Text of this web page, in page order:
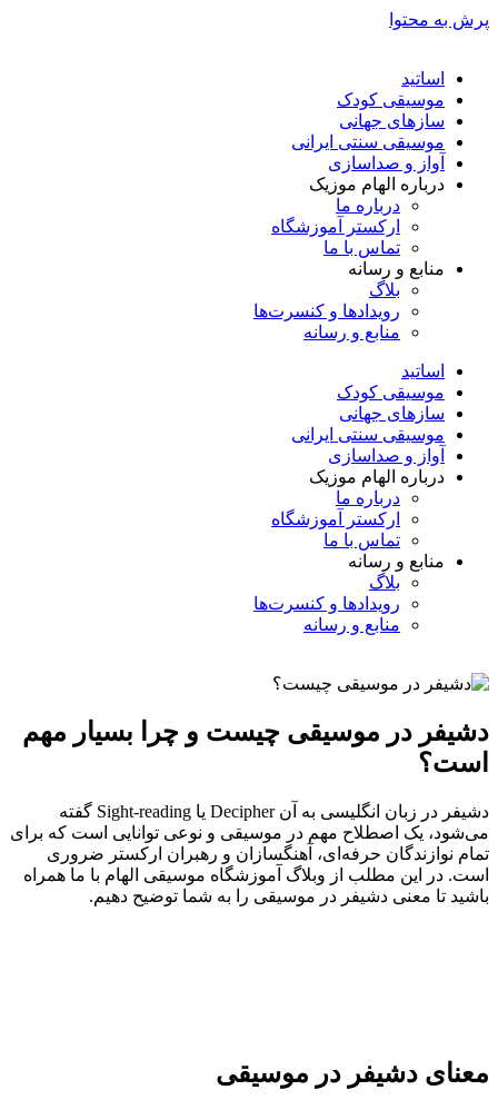
پرش به محتوا
اساتید
موسیقی کودک
سازهای جهانی
موسیقی سنتی ایرانی
آواز و صداسازی
درباره الهام موزیک
درباره ما
ارکستر آموزشگاه
تماس با ما
منابع و رسانه
بلاگ
رویدادها و کنسرت‌ها
منابع و رسانه
اساتید
موسیقی کودک
سازهای جهانی
موسیقی سنتی ایرانی
آواز و صداسازی
درباره الهام موزیک
درباره ما
ارکستر آموزشگاه
تماس با ما
منابع و رسانه
بلاگ
رویدادها و کنسرت‌ها
منابع و رسانه
دشیفر در موسیقی چیست و چرا بسیار مهم
است؟
دشیفر در زبان انگلیسی به آن Decipher یا Sight-reading گفته
می‌شود، یک اصطلاح مهم در موسیقی و نوعی توانایی است که برای
تمام نوازندگان حرفه‌ای، آهنگسازان و رهبران ارکستر ضروری
است. در این مطلب از وبلاگ آموزشگاه موسیقی الهام با ما همراه
باشید تا معنی دشیفر در موسیقی را به شما توضیح دهیم.
معنای دشیفر در موسیقی